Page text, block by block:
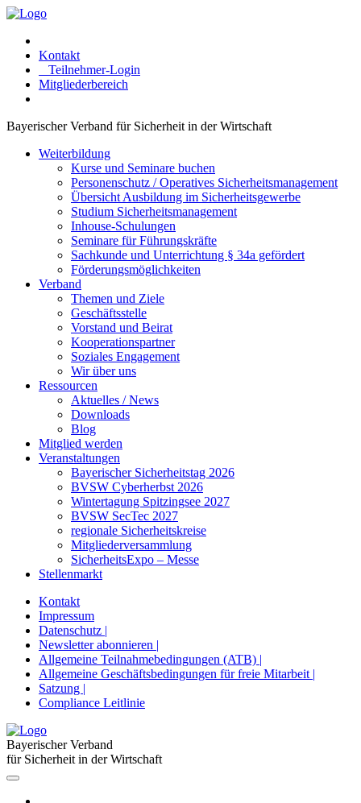
Kontakt
Teilnehmer-Login
Mitgliederbereich
Bayerischer Verband für Sicherheit in der Wirtschaft
Weiterbildung
Kurse und Seminare buchen
Personenschutz / Operatives Sicherheitsmanagement
Übersicht Ausbildung im Sicherheitsgewerbe
Studium Sicherheitsmanagement
Inhouse-Schulungen
Seminare für Führungskräfte
Sachkunde und Unterrichtung § 34a gefördert
Förderungsmöglichkeiten
Verband
Themen und Ziele
Geschäftsstelle
Vorstand und Beirat
Kooperationspartner
Soziales Engagement
Wir über uns
Ressourcen
Aktuelles / News
Downloads
Blog
Mitglied werden
Veranstaltungen
Bayerischer Sicherheitstag 2026
BVSW Cyberherbst 2026
Wintertagung Spitzingsee 2027
BVSW SecTec 2027
regionale Sicherheitskreise
Mitgliederversammlung
SicherheitsExpo – Messe
Stellenmarkt
Kontakt
Impressum
Datenschutz |
Newsletter abonnieren |
Allgemeine Teilnahmebedingungen (ATB) |
Allgemeine Geschäftsbedingungen für freie Mitarbeit |
Satzung |
Compliance Leitlinie
Bayerischer Verband
für Sicherheit in der Wirtschaft